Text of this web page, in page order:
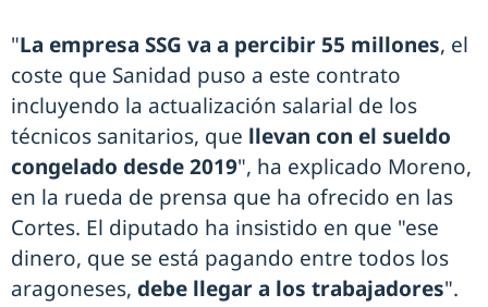
"La empresa SSG va a percibir 55 millones, el
coste que Sanidad puso a este contrato
incluyendo la actualización salarial de los
técnicos sanitarios, que llevan con el sueldo
congelado desde 2019", ha explicado Moreno,
en la rueda de prensa que ha ofrecido en las
Cortes. El diputado ha insistido en que "ese
dinero, que se está pagando entre todos los
aragoneses, debe llegar a los trabajadores".